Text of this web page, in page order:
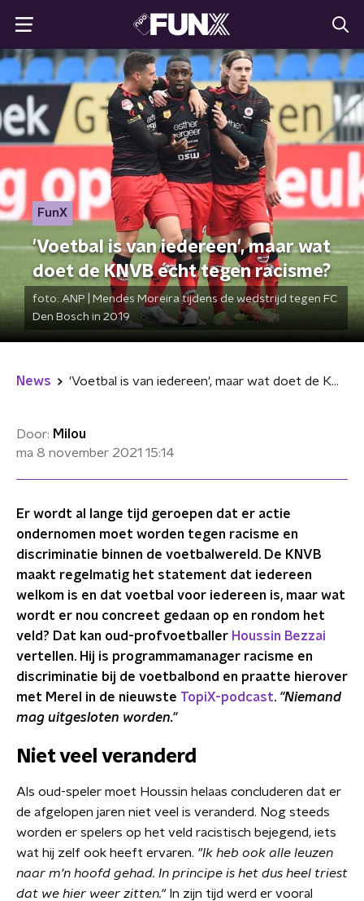
FunX
'Voetbal is van iedereen', maar wat
doet de KNVB écht tegen racisme?
foto: ANP | Mendes Moreira tijdens de wedstrijd tegen FC
Den Bosch in 2019
News 'Voetbal is van iedereen', maar wat doet de KNVB écht tegen racisme?
Door: Milou
ma 8 november 2021 15:14
Er wordt al lange tijd geroepen dat er actie
ondernomen moet worden tegen racisme en
discriminatie binnen de voetbalwereld. De KNVB
maakt regelmatig het statement dat iedereen
welkom is en dat voetbal voor iedereen is, maar wat
wordt er nou concreet gedaan op en rondom het
veld? Dat kan oud-profvoetballer Houssin Bezzai
vertellen. Hij is programmamanager racisme en
discriminatie bij de voetbalbond en praatte hierover
met Merel in de nieuwste TopiX-podcast. "Niemand
mag uitgesloten worden."
Niet veel veranderd
Als oud-speler moet Houssin helaas concluderen dat er
de afgelopen jaren niet veel is veranderd. Nog steeds
worden er spelers op het veld racistisch bejegend, iets
wat hij zelf ook heeft ervaren. "Ik heb ook alle leuzen
naar m'n hoofd gehad. In principe is het dus heel triest
dat we hier weer zitten." In zijn tijd werd er vooral